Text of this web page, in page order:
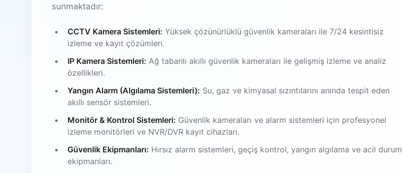
sunmaktadır:
CCTV Kamera Sistemleri: Yüksek çözünürlüklü güvenlik kameraları ile 7/24 kesintisiz
izleme ve kayıt çözümleri.
IP Kamera Sistemleri: Ağ tabanlı akıllı güvenlik kameraları ile gelişmiş izleme ve analiz
özellikleri.
Yangın Alarm (Algılama Sistemleri): Su, gaz ve kimyasal sızıntılarını anında tespit eden
akıllı sensör sistemleri.
Monitör & Kontrol Sistemleri: Güvenlik kameraları ve alarm sistemleri için profesyonel
izleme monitörleri ve NVR/DVR kayıt cihazları.
Güvenlik Ekipmanları: Hırsız alarm sistemleri, geçiş kontrol, yangın algılama ve acil durum
ekipmanları.